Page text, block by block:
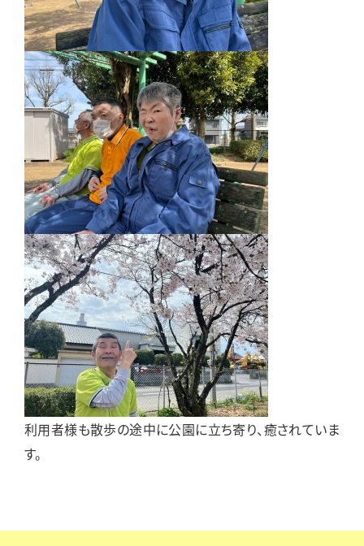
利用者様も散歩の途中に公園に立ち寄り、癒されていま
す。